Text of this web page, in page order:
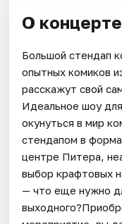
О концерте
Большой стендап
опытных комиков
расскажут свой
Идеальное шоу
окунуться в мир
стендапом в
центре Питера,
выбор крафтовых
— что еще нужно